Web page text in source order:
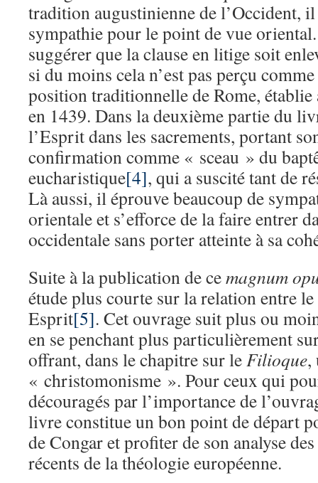
tradition augustinienne de l’Occident,
sympathie pour le point de vue
suggérer que la clause en litige soit
si du moins cela n’est pas perçu
position traditionnelle de Rome,
en 1439. Dans la deuxième partie du
l’Esprit dans les sacrements, portant
confirmation comme « sceau » du
eucharistique[4], qui a suscité tant de
Là aussi, il éprouve beaucoup de
orientale et s’efforce de la faire entrer
occidentale sans porter atteinte à sa
Suite à la publication de cemagnum
étude plus courte sur la relation entre
Esprit[5]. Cet ouvrage suit plus ou
en se penchant plus particulièrement
offrant, dans le chapitre sur leFilioque,
« christomonisme ». Pour ceux qui
découragés par l’importance de
livre constitue un bon point de départ
de Congar et profiter de son analyse
récents de la théologie européenne.